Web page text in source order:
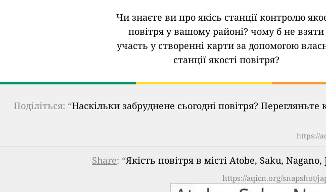
Чи знаєте ви про якісь станції контролю
повітря у вашому районі? чому б не взяти
участь у створенні карти за допомогою
станції якості повітря?
Поділіться: “Наскільки забруднене сьогодні повітря?
https://
Share: “Якість повітря в місті Atobe, Saku,
https://aqicn.org/snapshot/